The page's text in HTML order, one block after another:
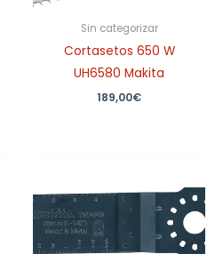
Sin categorizar
Cortasetos 650 W
UH6580 Makita
189,00€